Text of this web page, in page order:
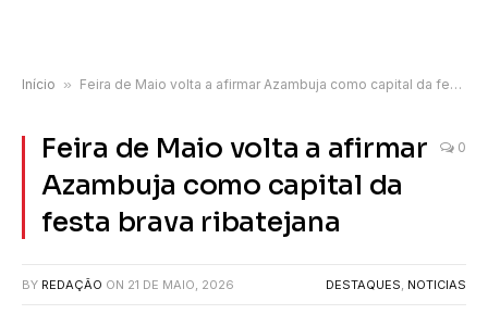
Início » Feira de Maio volta a afirmar Azambuja como capital da festa brava ribatejana
Feira de Maio volta a afirmar
Azambuja como capital da
festa brava ribatejana
0
BY REDAÇÃO ON 21 DE MAIO, 2026 DESTAQUES, NOTICIAS